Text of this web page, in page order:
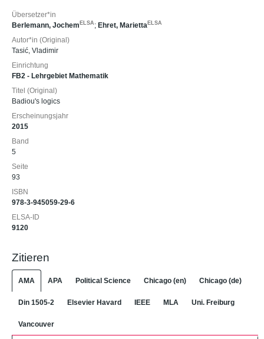
Übersetzer*in
Berlemann, Jochem ELSA ; Ehret, Marietta ELSA
Autor*in (Original)
Tasić, Vladimir
Einrichtung
FB2 - Lehrgebiet Mathematik
Titel (Original)
Badiou's logics
Erscheinungsjahr
2015
Band
5
Seite
93
ISBN
978-3-945059-29-6
ELSA-ID
9120
Zitieren
AMA APA Political Science Chicago (en) Chicago (de)
Din 1505-2 Elsevier Havard IEEE MLA Uni. Freiburg
Vancouver